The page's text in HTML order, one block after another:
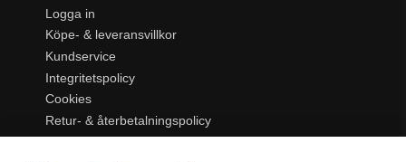
Logga in
Köpe- & leveransvillkor
Kundservice
Integritetspolicy
Cookies
Retur- & återbetalningspolicy